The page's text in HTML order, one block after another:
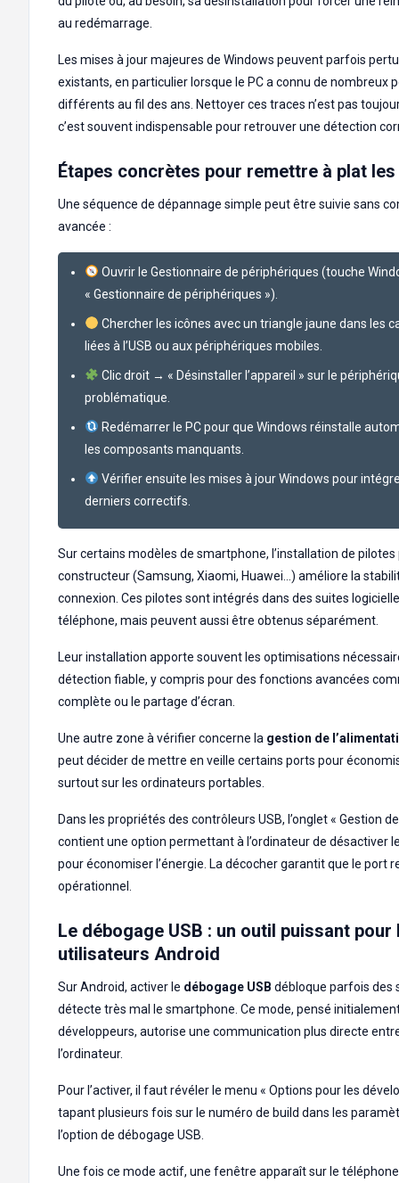
au redémarrage.
Les mises à jour majeures de Windows peuvent parfois
existants, en particulier lorsque le PC a connu de nombreux
différents au fil des ans. Nettoyer ces traces n’est pas
c’est souvent indispensable pour retrouver une détection
Étapes concrètes pour remettre à plat
Une séquence de dépannage simple peut être suivie sans
avancée :
Ouvrir le Gestionnaire de périphériques (touche
« Gestionnaire de périphériques »).
Chercher les icônes avec un triangle jaune dans les
liées à l’USB ou aux périphériques mobiles.
Clic droit → « Désinstaller l’appareil » sur le
problématique.
Redémarrer le PC pour que Windows réinstalle
les composants manquants.
Vérifier ensuite les mises à jour Windows pour
derniers correctifs.
Sur certains modèles de smartphone, l’installation de
constructeur (Samsung, Xiaomi, Huawei…) améliore la
connexion. Ces pilotes sont intégrés dans des suites
téléphone, mais peuvent aussi être obtenus séparément.
Leur installation apporte souvent les optimisations
détection fiable, y compris pour des fonctions avancées
complète ou le partage d’écran.
Une autre zone à vérifier concerne la gestion de
peut décider de mettre en veille certains ports pour
surtout sur les ordinateurs portables.
Dans les propriétés des contrôleurs USB, l’onglet « Gestion
contient une option permettant à l’ordinateur de désactiver
pour économiser l’énergie. La décocher garantit que le port
opérationnel.
Le débogage USB : un outil puissant pour
utilisateurs Android
Sur Android, activer le débogage USB débloque parfois des
détecte très mal le smartphone. Ce mode, pensé
développeurs, autorise une communication plus directe
l’ordinateur.
Pour l’activer, il faut révéler le menu « Options pour les
tapant plusieurs fois sur le numéro de build dans les
l’option de débogage USB.
Une fois ce mode actif, une fenêtre apparaît sur le